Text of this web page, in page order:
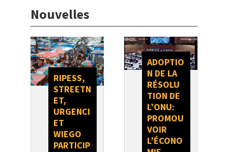
Nouvelles
RIPESS,
STREETN
ET,
URGENCI
ET
WIEGO
PARTICIP
ADOPTIO
N DE LA
RÉSOLU
TION DE
L’ONU:
PROMOU
VOIR
L’ÉCONO